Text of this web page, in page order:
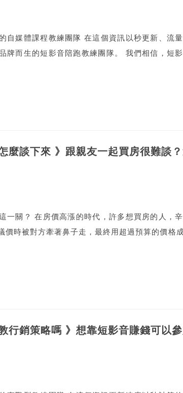
自媒體課程教練團隊 在這個資訊以秒更新、流
牌而生的短影音陪跑教練團隊。 我們相信，短
麼談下來 》跟親友一起買房很難談
一關？ 在房價高漲的時代，許多想買房的人，
價時被對方牽著鼻子走，最終用超過預算的價格
行銷策略嗎 》想靠短影音賺錢可以